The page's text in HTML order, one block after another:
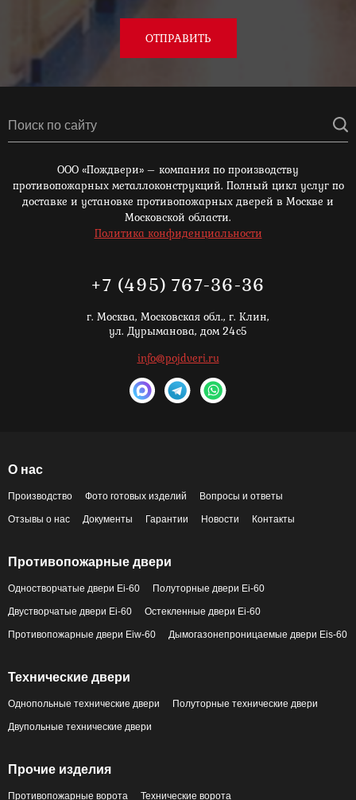
ОТПРАВИТЬ
ООО «Пождвери» – компания по производству
противопожарных металлоконструкций. Полный цикл услуг по
доставке и установке противопожарных дверей в Москве и
Московской области.
Политика конфиденциальности
+7 (495) 767-36-36
г. Москва, Московская обл., г. Клин,
ул. Дурыманова, дом 24с5
info@pojdveri.ru
О нас
Производство Фото готовых изделий Вопросы и ответы
Отзывы о нас Документы Гарантии Новости Контакты
Противопожарные двери
Одностворчатые двери Ei-60 Полуторные двери Ei-60
Двустворчатые двери Ei-60 Остекленные двери Ei-60
Противопожарные двери Eiw-60 Дымогазонепроницаемые двери Eis-60
Технические двери
Однопольные технические двери Полуторные технические двери
Двупольные технические двери
Прочие изделия
Противопожарные ворота Технические ворота